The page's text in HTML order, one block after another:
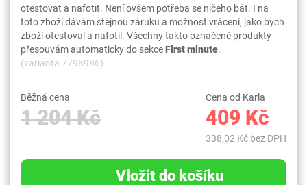
otestovat a nafotit. Není ovšem potřeba se ničeho bát. I na
toto zboží dávám stejnou záruku a možnost vrácení, jako bych
zboží otestoval a nafotil. Všechny takto označené produkty
přesouvám automaticky do sekceFirst minute.
(varianta 7798986)
Běžná cena
1 204 Kč
Cena od Karla
409 Kč
338,02 Kč bez DPH
Vložit do košíku